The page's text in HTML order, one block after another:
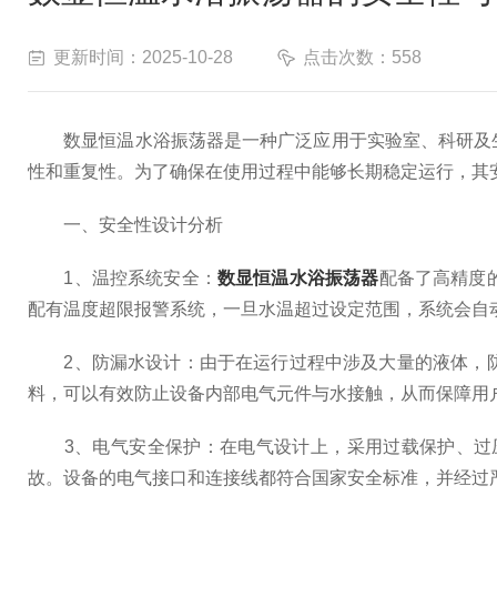
更新时间：2025-10-28 点击次数：558
数显恒温水浴振荡器是一种广泛应用于实验室、科研及
性和重复性。为了确保在使用过程中能够长期稳定运行，
一、安全性设计分析
1、温控系统安全： 数显恒温水浴振荡器配备了高精度
配有温度超限报警系统，一旦水温超过设定范围，系统会
2、防漏水设计：由于在运行过程中涉及大量的液体，
料，可以有效防止设备内部电气元件与水接触，从而保障用
3、电气安全保护：在电气设计上，采用过载保护、过
故。设备的电气接口和连接线都符合国家安全标准，并经